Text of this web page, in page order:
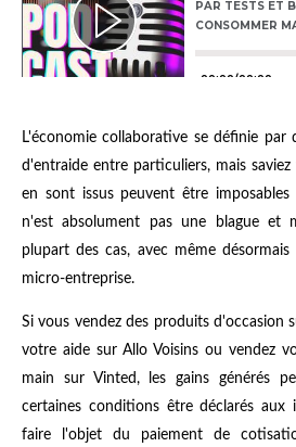
L'économie collaborative se définie par
d'entraide entre particuliers, mais
en sont issus peuvent être
n'est absolument pas une blague et
plupart des cas, avec même
micro-entreprise.
Si vous vendez des produits d'occasion
votre aide sur Allo Voisins ou vendez
main sur Vinted, les gains générés
certaines conditions être déclarés aux
faire l'objet du paiement de